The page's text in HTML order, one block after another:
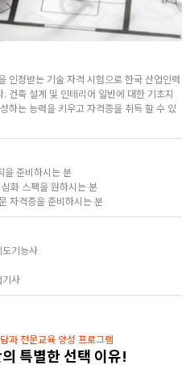
정받는 기술 자격 시험으로 한국 산업인력
건축 설계 및 인테리어 일반에 대한 기초지
하는 능력을 키우고 자격증을 취득 할 수 있
을 준비하시는 분
화 스펙을 원하시는 분
자격증을 준비하시는 분
기능사
사
과 전문교육 양성 프로그램
특별한 선택 이유!